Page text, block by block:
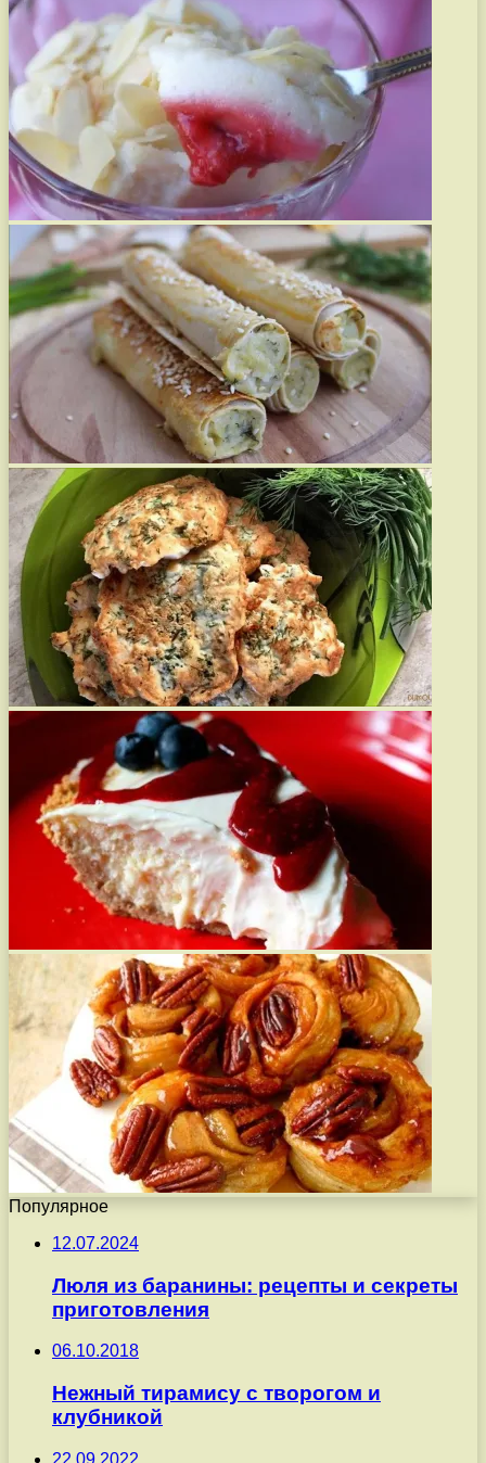
Популярное
12.07.2024
Люля из баранины: рецепты и секреты
приготовления
06.10.2018
Нежный тирамису с творогом и
клубникой
22.09.2022